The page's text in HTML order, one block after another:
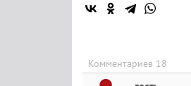
Комментариев 18